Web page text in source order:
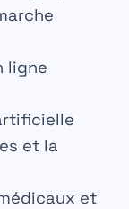
ligne
et la
et